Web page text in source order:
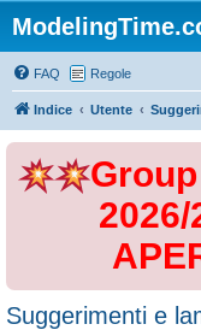
FAQ Regole
Indice Utente
2026/
Suggerimenti e